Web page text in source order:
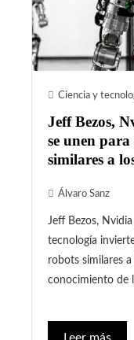
Ciencia y
Jeff Bezos,
se unen
similares a
Álvaro Sanz
Jeff Bezos,
tecnología
robots similares
conocimiento de